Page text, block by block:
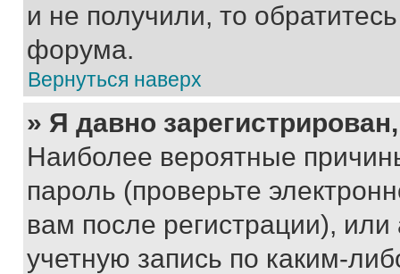
и не получили, то
форума.
Вернуться наверх
» Я давно
Наиболее вероятные
пароль (проверьте
вам после регистрации),
учетную запись по каким-